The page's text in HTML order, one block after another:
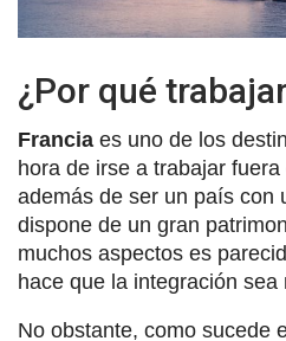
¿Por qué
Francia es uno de los
hora de irse a trabajar
además de ser un país con
dispone de un gran
muchos aspectos es
hace que la integración sea
No obstante, como sucede